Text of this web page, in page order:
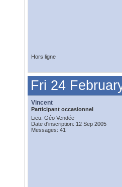
Hors ligne
Fri 24
Vincent
Participant occasionnel
Lieu: Géo Vendée
Date d'inscription: 12 Sep 2005
Messages: 41